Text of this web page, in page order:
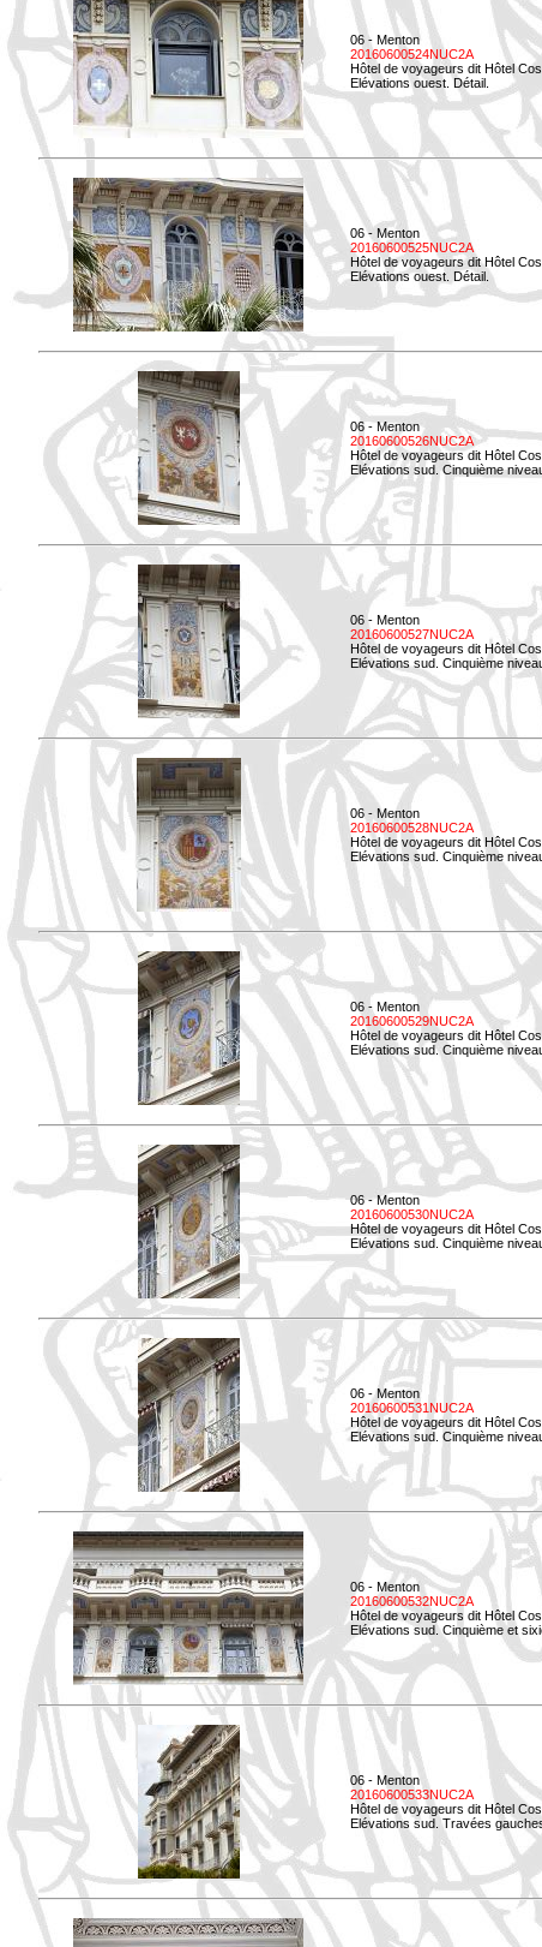
06 - Menton
20160600524NUC2A
Hôtel de voyageurs dit Hôtel
Elévations ouest. Détail.
06 - Menton
20160600525NUC2A
Hôtel de voyageurs dit Hôtel
Elévations ouest. Détail.
06 - Menton
20160600526NUC2A
Hôtel de voyageurs dit Hôtel
Elévations sud. Cinquième
06 - Menton
20160600527NUC2A
Hôtel de voyageurs dit Hôtel
Elévations sud. Cinquième
06 - Menton
20160600528NUC2A
Hôtel de voyageurs dit Hôtel
Elévations sud. Cinquième
06 - Menton
20160600529NUC2A
Hôtel de voyageurs dit Hôtel
Elévations sud. Cinquième
06 - Menton
20160600530NUC2A
Hôtel de voyageurs dit Hôtel
Elévations sud. Cinquième
06 - Menton
20160600531NUC2A
Hôtel de voyageurs dit Hôtel
Elévations sud. Cinquième
06 - Menton
20160600532NUC2A
Hôtel de voyageurs dit Hôtel
Elévations sud. Cinquième et
06 - Menton
20160600533NUC2A
Hôtel de voyageurs dit Hôtel
Elévations sud. Travées